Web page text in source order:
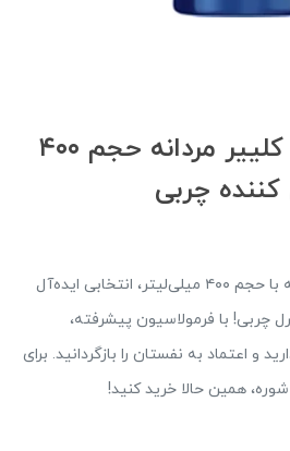
شامپو ضد شوره کلییر مردانه حجم ۴۰۰
چربی
شامپو ضد شوره کلییر مردانه با حجم ۴۰۰ میلی‌لیتر، انتخابی ایده‌آل
چربی! با فرمولاسیون پیشرفته،
و اعتماد به نفستان را بازگردانید. برای
همین حالا خرید کنید!